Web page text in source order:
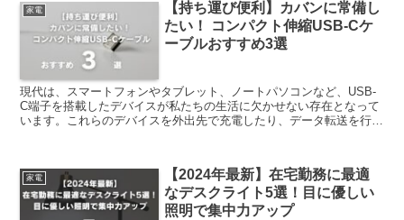
家電
【持ち運び便利】カバンに常備し
たい！ コンパクト伸縮USB-Cケ
ーブルおすすめ3選
現代は、スマートフォンやタブレット、ノートパソコンなど、USB-
C端子を搭載したデバイスが私たちの生活に欠かせない存在となって
います。これらのデバイスを外出先で充電したり、データ転送を行う
家電
【2024年最新】在宅勤務に最適
なデスクライト5選！目に優しい
照明で集中力アップ